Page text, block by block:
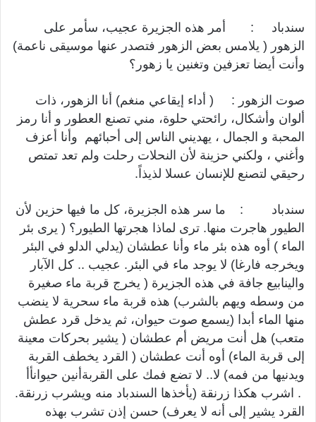
سندباد : أمر هذه الجزيرة عجيب، سأمر على
الزهور ( يلامس بعض الزهور فتصدر عنها موسيقى ناعمة)
وأنت أيضا تعزفين وتغنين يا زهور؟
صوت الزهور : ( أداء إيقاعي منغم) أنا الزهور، ذات
ألوان وأشكال، رائحتي حلوة، مني تصنع العطور و أنا رمز
المحبة و الجمال ، يهديني الناس إلى أحبائهم وأنا أعزف
وأغني ، ولكني حزينة لأن النحلات رحلت ولم تعد تمتص
رحيقي لتصنع للإنسان عسلا لذيذاً.
سندباد : ما سر هذه الجزيرة، كل ما فيها حزين لأن
الطيور هاجرت منها. ترى لماذا هجرتها الطيور؟ ( يرى بئر
الماء ) أوه هذه بئر ماء وأنا عطشان (يدلي الدلو في البئر
ويخرجه فارغا) لا يوجد ماء في البئر. عجيب .. كل الآبار
والينابيع جافة في هذه الجزيرة ( يخرج قربة ماء صغيرة
من وسطه ويهم بالشرب) هذه قربة ماء سحرية لا ينضب
منها الماء أبدا (يسمع صوت حيوان، ثم يدخل قرد عطش
متعب) هل أنت مريض أم عطشان ( يشير بحركات معينة
إلى قربة الماء) أوه أنت عطشان ( القرد يخطف القربة
ويدنيها من فمه) لا.. لا تضع فمك على القربةأنين حيوانأأ
. اشرب هكذا زرنقة (يأخذها السندباد منه ويشرب زرنقة.
القرد يشير إلى أنه لا يعرف) حسن إذن تشرب بهذه